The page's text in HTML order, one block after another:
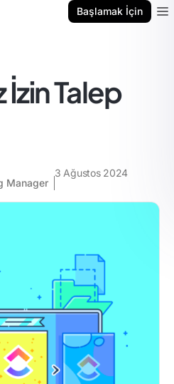
Başlamak İçin
Talep
Manager
3 Ağustos 2024